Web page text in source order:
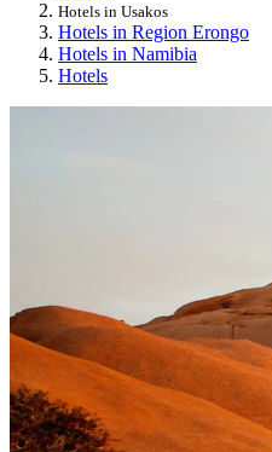
Hotels in Usakos
Hotels in Region Erongo
Hotels in Namibia
Hotels